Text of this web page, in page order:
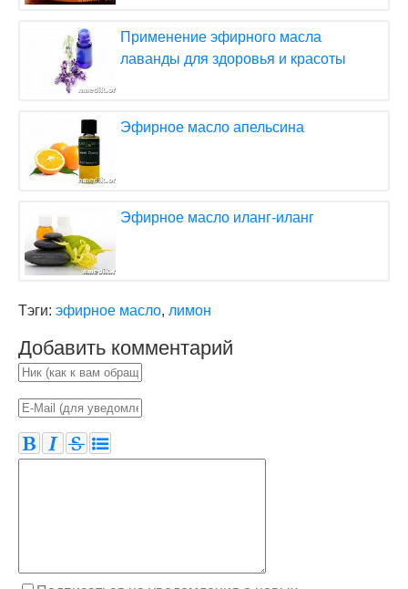
Применение эфирного масла
лаванды для здоровья и красоты
Эфирное масло апельсина
Эфирное масло иланг-иланг
Тэги: эфирное масло, лимон
Добавить комментарий